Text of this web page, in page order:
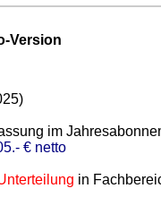
Version
im
€ netto
in